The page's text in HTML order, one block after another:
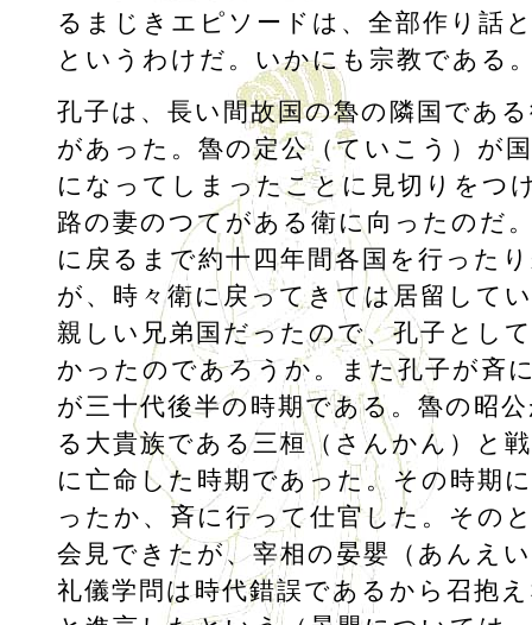
るまじきエピソードは、全部作り話
というわけだ。いかにも宗教である
孔子は、長い間故国の魯の隣国であ
があった。魯の定公（ていこう）が
になってしまったことに見切りをつ
路の妻のつてがある衛に向ったのだ
に戻るまで約十四年間各国を行った
が、時々衛に戻ってきては居留して
親しい兄弟国だったので、孔子とし
かったのであろうか。また孔子が斉
が三十代後半の時期である。魯の昭
る大貴族である三桓（さんかん）と
に亡命した時期であった。その時期
ったか、斉に行って仕官した。その
会見できたが、宰相の晏嬰（あんえ
礼儀学問は時代錯誤であるから召抱